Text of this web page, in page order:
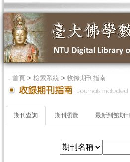
． 首頁 > 檢索系統 > 收錄期刊指南
期刊查詢 期刊瀏覽 最新到館期刊